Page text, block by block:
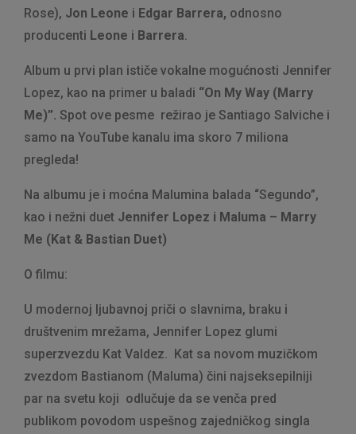
Rose), Jon Leone i Edgar Barrera, odnosno
producenti Leone i Barrera.
Album u prvi plan ističe vokalne mogućnosti Jennifer
Lopez, kao na primer u baladi “On My Way (Marry
Me)”. Spot ove pesme režirao je Santiago Salviche i
samo na YouTube kanalu ima skoro 7 miliona
pregleda!
Na albumu je i moćna Malumina balada “Segundo”,
kao i nežni duet Jennifer Lopez i Maluma – Marry
Me (Kat & Bastian Duet)
O filmu:
U modernoj ljubavnoj priči o slavnima, braku i
društvenim mrežama, Jennifer Lopez glumi
superzvezdu Kat Valdez. Kat sa novom muzičkom
zvezdom Bastianom (Maluma) čini najseksepilniji
par na svetu koji odlučuje da se venča pred
publikom povodom uspešnog zajedničkog singla